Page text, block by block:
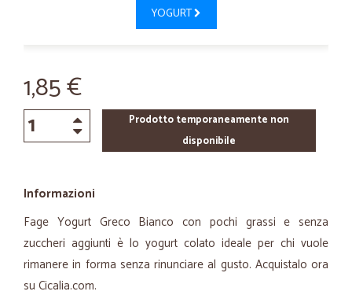
YOGURT
1,85 €
Prodotto temporaneamente non
disponibile
Informazioni
Fage Yogurt Greco Bianco con pochi grassi e senza
zuccheri aggiunti è lo yogurt colato ideale per chi vuole
rimanere in forma senza rinunciare al gusto. Acquistalo ora
su Cicalia.com.